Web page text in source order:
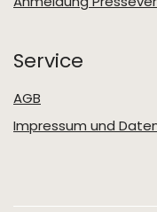
Service
AGB
Impressum und